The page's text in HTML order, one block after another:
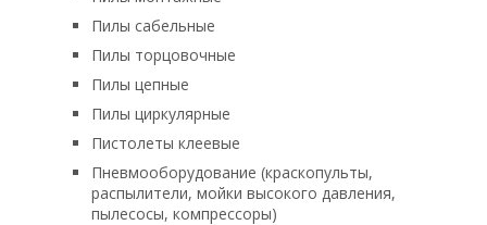
Пилы сабельные
Пилы торцовочные
Пилы цепные
Пилы циркулярные
Пистолеты клеевые
Пневмооборудование (краскопульты,
распылители, мойки высокого давления,
пылесосы, компрессоры)